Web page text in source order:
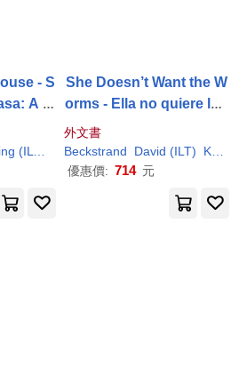
- S
A M
and S
(ILT Karl/ Jones
She Doesn’t Want the W
orms - Ella no quiere los
gusanos: A Mystery (In
English and Spanish)
外文書
Beckstrand
David (ILT) Karl
優惠價: 714 元